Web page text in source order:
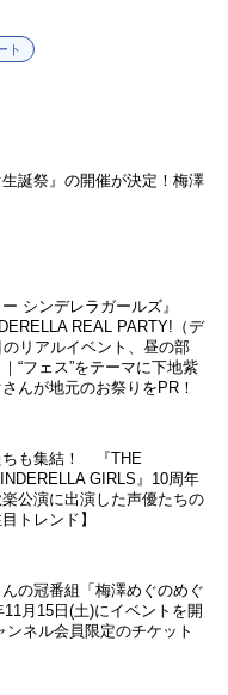
ト
誕祭』の開催が決定！梅澤
シンデレラガールズ』
REAL PARTY!（デ
リアルイベント、昼の部
“フェス”をテーマに下地紫
んが地元のお祭りをPR！
ちも集結！ 『THE
GIRLS』10周年
公演に出演した声優たちの
トレンド】
の冠番組「梅澤めぐのめぐ
月15日(土)にイベントを開
ネル会員限定のチケット